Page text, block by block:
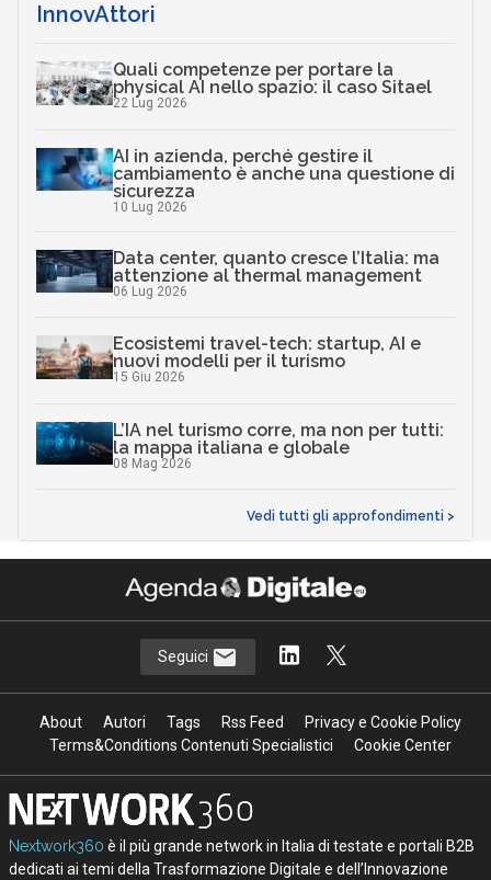
InnovAttori
Quali competenze per portare la
physical AI nello spazio: il caso Sitael
22 Lug 2026
AI in azienda, perché gestire il
cambiamento è anche una questione di
sicurezza
10 Lug 2026
Data center, quanto cresce l’Italia: ma
attenzione al thermal management
06 Lug 2026
Ecosistemi travel-tech: startup, AI e
nuovi modelli per il turismo
15 Giu 2026
L’IA nel turismo corre, ma non per tutti:
la mappa italiana e globale
08 Mag 2026
Vedi tutti gli approfondimenti >
Seguici
About Autori Tags Rss Feed
Privacy e Cookie Policy
Terms&Conditions Contenuti Specialistici
Cookie Center
Nextwork360 è il più grande network in Italia di testate e portali B2B
dedicati ai temi della Trasformazione Digitale e dell’Innovazione